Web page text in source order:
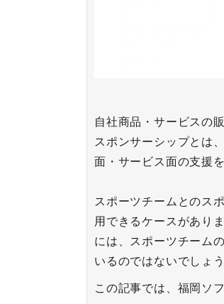
自社商品・サービスの
スポンサーシップとは
面・サービス面の支援
スポーツチームとのス
用できるケースがあり
には、スポーツチーム
いるのではないでしょう
この記事では、福岡ソ